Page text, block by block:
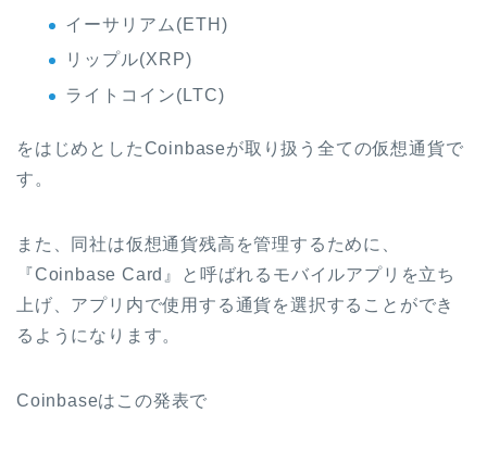
イーサリアム(ETH)
リップル(XRP)
ライトコイン(LTC)
をはじめとしたCoinbaseが取り扱う全ての仮想通貨で
す。
また、同社は仮想通貨残高を管理するために、
『Coinbase Card』と呼ばれるモバイルアプリを立ち
上げ、アプリ内で使用する通貨を選択することができ
るようになります。
Coinbaseはこの発表で